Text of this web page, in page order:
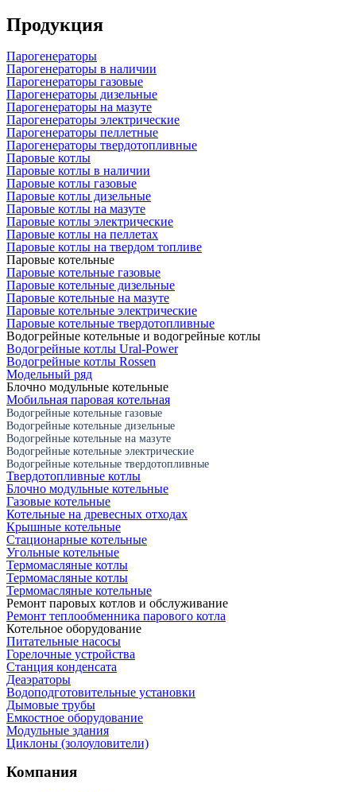
Продукция
Парогенераторы
Парогенераторы в наличии
Парогенераторы газовые
Парогенераторы дизельные
Парогенераторы на мазуте
Парогенераторы электрические
Парогенераторы пеллетные
Парогенераторы твердотопливные
Паровые котлы
Паровые котлы в наличии
Паровые котлы газовые
Паровые котлы дизельные
Паровые котлы на мазуте
Паровые котлы электрические
Паровые котлы на пеллетах
Паровые котлы на твердом топливе
Паровые котельные
Паровые котельные газовые
Паровые котельные дизельные
Паровые котельные на мазуте
Паровые котельные электрические
Паровые котельные твердотопливные
Водогрейные котельные и водогрейные котлы
Водогрейные котлы Ural-Power
Водогрейные котлы Rossen
Модельный ряд
Блочно модульные котельные
Мобильная паровая котельная
Водогрейные котельные газовые
Водогрейные котельные дизельные
Водогрейные котельные на мазуте
Водогрейные котельные электрические
Водогрейные котельные твердотопливные
Твердотопливные котлы
Блочно модульные котельные
Газовые котельные
Котельные на древесных отходах
Крышные котельные
Стационарные котельные
Угольные котельные
Термомасляные котлы
Термомасляные котлы
Термомасляные котельные
Ремонт паровых котлов и обслуживание
Ремонт теплообменника парового котла
Котельное оборудование
Питательные насосы
Горелочные устройства
Станция конденсата
Деаэраторы
Водоподготовительные установки
Дымовые трубы
Емкостное оборудование
Mодульные здания
Циклоны (золоуловители)
Компания